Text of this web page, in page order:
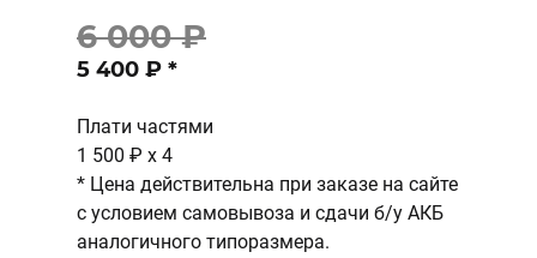
6 000 ₽
5 400 ₽ *
Плати частями
1 500 ₽ x 4
* Цена действительна при заказе на сайте
с условием самовывоза и сдачи б/у АКБ
аналогичного типоразмера.